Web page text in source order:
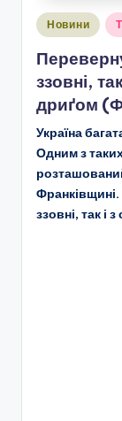
Опубліковано
Новини
ззовні,
дриґом
Україна
Одним з
Франківщині.
ззовні, так і